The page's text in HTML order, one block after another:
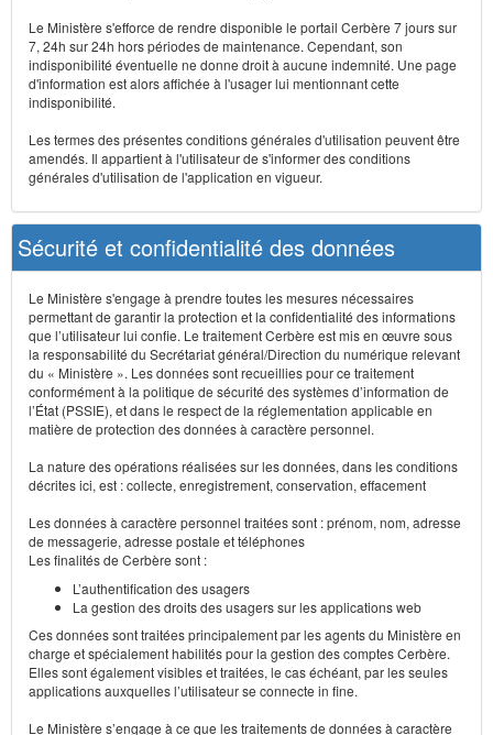
Le Ministère s'efforce de rendre disponible le portail Cerbère 7 jours sur
7, 24h sur 24h hors périodes de maintenance. Cependant, son
indisponibilité éventuelle ne donne droit à aucune indemnité. Une page
d'information est alors affichée à l'usager lui mentionnant cette
indisponibilité.
Les termes des présentes conditions générales d'utilisation peuvent être
amendés. Il appartient à l'utilisateur de s'informer des conditions
générales d'utilisation de l'application en vigueur.
Sécurité et confidentialité des données
Le Ministère s'engage à prendre toutes les mesures nécessaires
permettant de garantir la protection et la confidentialité des informations
que l’utilisateur lui confie. Le traitement Cerbère est mis en œuvre sous
la responsabilité du Secrétariat général/Direction du numérique relevant
du « Ministère ». Les données sont recueillies pour ce traitement
conformément à la politique de sécurité des systèmes d’information de
l’État (PSSIE), et dans le respect de la réglementation applicable en
matière de protection des données à caractère personnel.
La nature des opérations réalisées sur les données, dans les conditions
décrites ici, est : collecte, enregistrement, conservation, effacement
Les données à caractère personnel traitées sont : prénom, nom, adresse
de messagerie, adresse postale et téléphones
Les finalités de Cerbère sont :
L’authentification des usagers
La gestion des droits des usagers sur les applications web
Ces données sont traitées principalement par les agents du Ministère en
charge et spécialement habilités pour la gestion des comptes Cerbère.
Elles sont également visibles et traitées, le cas échéant, par les seules
applications auxquelles l’utilisateur se connecte in fine.
Le Ministère s’engage à ce que les traitements de données à caractère